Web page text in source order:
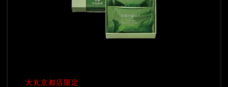
大丸京都店限定